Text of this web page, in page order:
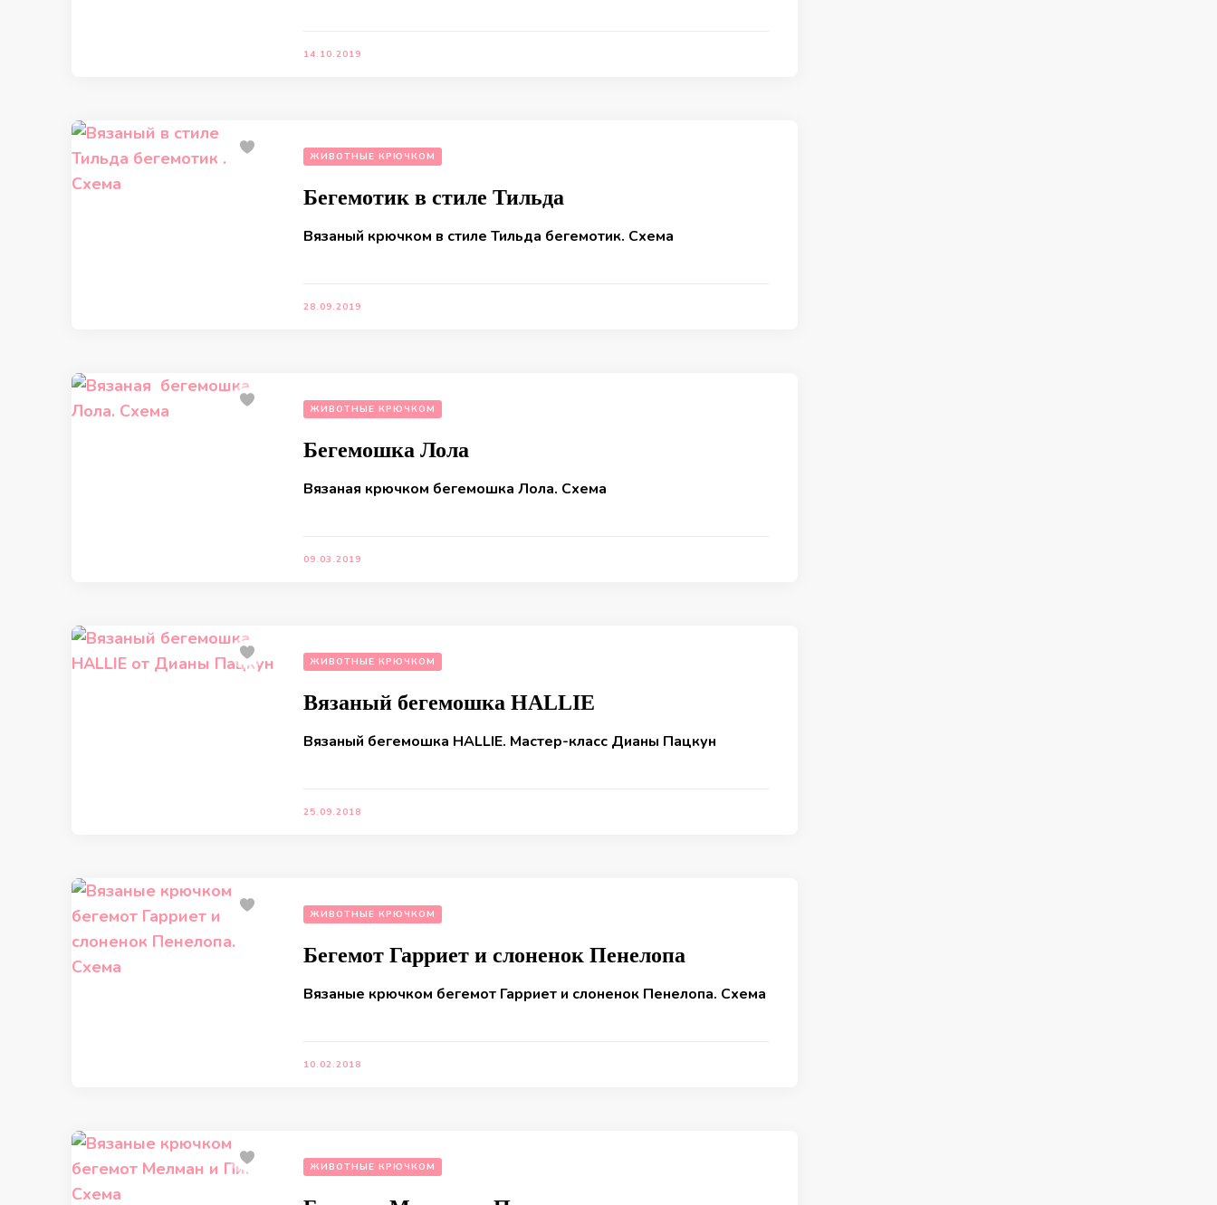
14.10.2019
ЖИВОТНЫЕ КРЮЧКОМ
Бегемотик в стиле Тильда
Вязаный крючком в стиле Тильда бегемотик. Схема
28.09.2019
ЖИВОТНЫЕ КРЮЧКОМ
Бегемошка Лола
Вязаная крючком бегемошка Лола. Схема
09.03.2019
ЖИВОТНЫЕ КРЮЧКОМ
Вязаный бегемошка HALLIE
Вязаный бегемошка HALLIE. Мастер-класс Дианы Пацкун
25.09.2018
ЖИВОТНЫЕ КРЮЧКОМ
Бегемот Гарриет и слоненок Пенелопа
Вязаные крючком бегемот Гарриет и слоненок Пенелопа. Схема
10.02.2018
ЖИВОТНЫЕ КРЮЧКОМ